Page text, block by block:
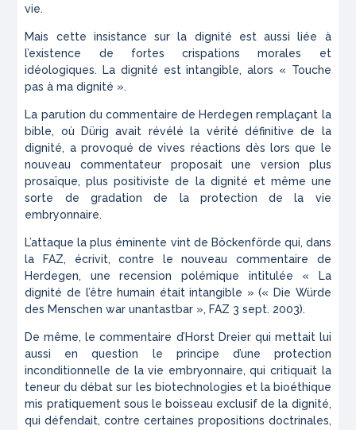
vie.
Mais cette insistance sur la dignité est aussi liée à
l’existence de fortes crispations morales et
idéologiques. La dignité est intangible, alors « Touche
pas à ma dignité ».
La parution du commentaire de Herdegen remplaçant la
bible, où Dürig avait révélé la vérité définitive de la
dignité, a provoqué de vives réactions dès lors que le
nouveau commentateur proposait une version plus
prosaïque, plus positiviste de la dignité et même une
sorte de gradation de la protection de la vie
embryonnaire.
L’attaque la plus éminente vint de Böckenförde qui, dans
la
FAZ, écrivit, contre le nouveau commentaire de
Herdegen, une recension polémique intitulée « La
dignité de l’être humain étaitintangible » (« Die Würde
des Menschen war unantastbar », FAZ 3 sept. 2003).
De même, le commentaire d’Horst Dreier qui mettait lui
aussi en question le principe d’une protection
inconditionnelle de la vie embryonnaire, qui critiquait la
teneur du débat sur les biotechnologies et la bioéthique
mis pratiquement sous le boisseau exclusif de la dignité,
qui défendait, contre certaines propositions doctrinales,